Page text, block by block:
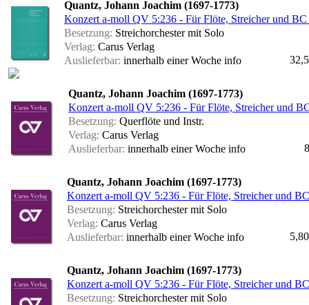
Quantz, Johann Joachim (1697-1773)
Konzert a-moll QV 5:236 - Für Flöte, Streicher und BC
Besetzung: Streichorchester mit Solo
Verlag: Carus Verlag
Auslieferbar: innerhalb einer Woche info
Quantz, Johann Joachim (1697-1773)
Konzert a-moll QV 5:236 - Für Flöte, Streicher und
Besetzung: Querflöte und Instr.
Verlag: Carus Verlag
Auslieferbar: innerhalb einer Woche info
Quantz, Johann Joachim (1697-1773)
Konzert a-moll QV 5:236 - Für Flöte, Streicher und
Besetzung: Streichorchester mit Solo
Verlag: Carus Verlag
Auslieferbar: innerhalb einer Woche info
Quantz, Johann Joachim (1697-1773)
Konzert a-moll QV 5:236 - Für Flöte, Streicher und
Besetzung: Streichorchester mit Solo